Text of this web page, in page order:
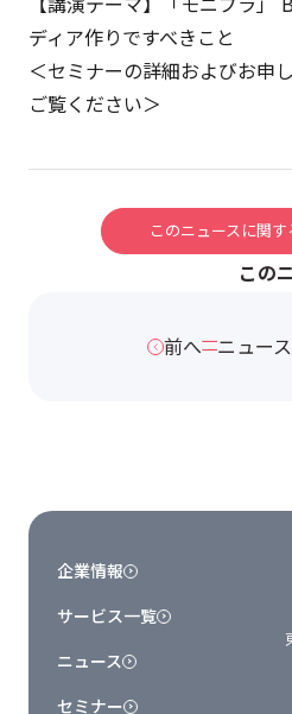
ディア作りですべきこと
＜セミナーの詳細およびお申
ご覧ください＞
このニュースに関
この
前へ ニュー
企業情報
サービス一覧
ニュース
セミナー